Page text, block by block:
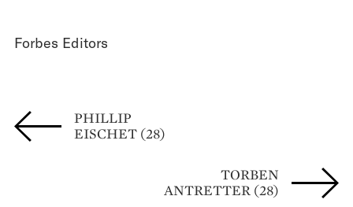
Forbes Editors
PHILLIP
EISCHET (28)
TORBEN
ANTRETTER (28)